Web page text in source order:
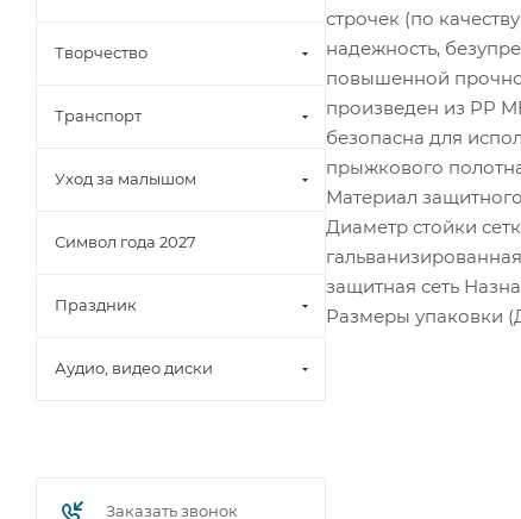
строчек (по
надежность,
повышенной
произведен из PP
безопасна для
прыжкового
Материал
Диаметр стойки
защитная сеть
Размеры упаковки
Творчество
Транспорт
Уход за малышом
Символ года 2027
Праздник
Аудио, видео диски
Заказать звонок